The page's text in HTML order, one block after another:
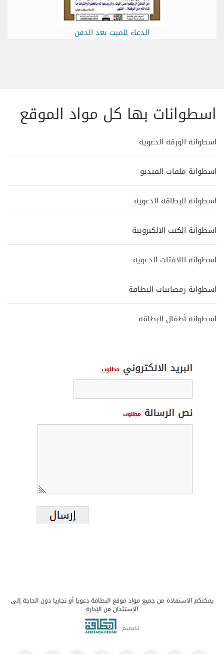
الدعاء للميت بعد الدفن
اسطوانات بها كل مواد الموقع
اسطوانة الورقة الدعوية
اسطوانة ملفات الفيديو
اسطوانة البطاقة الدعوية
اسطوانة الكتب الالكترونية
اسطوانة اللافتات الدعوية
اسطوانة رمضانيات البطاقة
اسطوانة أطفال البطاقة
يمكنكم الاستفادة من جميع مواد موقع البطاقة دعويا أو تجاريا دون الحاجة إلى
الاستئذان من الإدارة
تصميم :